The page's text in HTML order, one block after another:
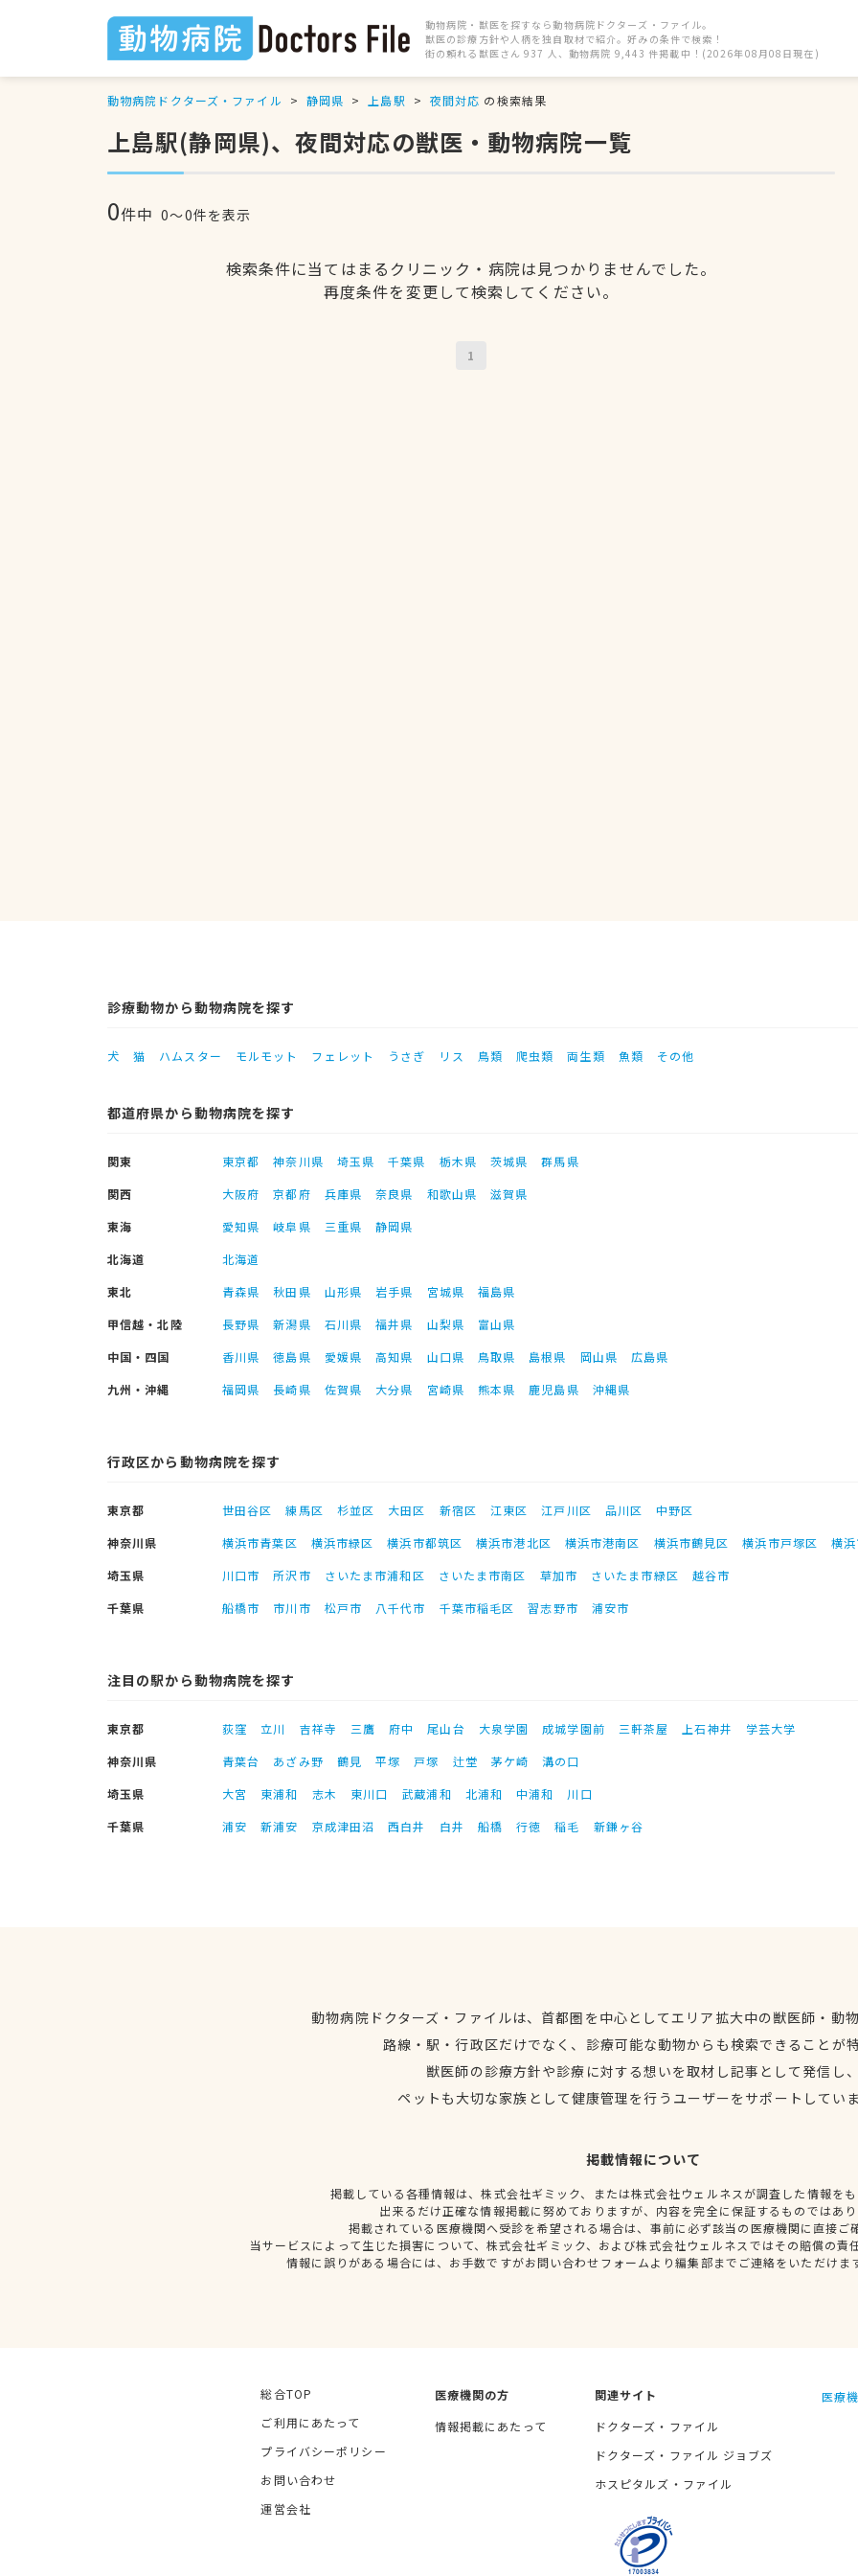
動物病院・獣医を探すなら動物病院ドクターズ・ファイル。
獣医の診療方針や人柄を独自取材で紹介。好みの条件で検索！
街の頼れる獣医さん 937 人、動物病院 9,443 件掲載中！(2026年08月08日現在)
動物病院ドクターズ・ファイル 静岡県 上島駅 夜間対応 の検索結果
上島駅(静岡県)、夜間対応の獣医・動物病院一覧
0件中 0〜0件を表示
検索条件に当てはまるクリニック・病院は見つかりませんでした。
再度条件を変更して検索してください。
1
診療動物から動物病院を探す
犬 猫 ハムスター モルモット フェレット うさぎ リス 鳥類 爬虫類 両生類 魚類 その他
都道府県から動物病院を探す
関東 東京都 神奈川県 埼玉県 千葉県 栃木県 茨城県
群馬県
関西
大阪府 京都府 兵庫県 奈良県 和歌山県
滋賀県
東海
愛知県 岐阜県 三重県
静岡県
北海道
北海道
東北
青森県 秋田県 山形県 岩手県 宮城県
福島県
甲信越・北陸
長野県 新潟県 石川県 福井県 山梨県
富山県
中国・四国
香川県 徳島県 愛媛県 高知県 山口県 鳥取県 島根県 岡山県
広島県
九州・沖縄
福岡県 長崎県 佐賀県 大分県 宮崎県 熊本県 鹿児島県 沖縄県
行政区から動物病院を探す
東京都 世田谷区 練馬区 杉並区 大田区 新宿区 江東区 江戸川区 品川区
中野区
神奈川県
横浜市青葉区 横浜市緑区 横浜市都筑区 横浜市港北区 横浜市港南区 横浜市鶴見区 横浜市戸塚区
横
埼玉県
川口市 所沢市 さいたま市浦和区 さいたま市南区 草加市 さいたま市緑区
越谷市
千葉県
船橋市 市川市 松戸市 八千代市 千葉市稲毛区 習志野市 浦安市
注目の駅から動物病院を探す
東京都 荻窪 立川 吉祥寺 三鷹 府中 尾山台 大泉学園 成城学園前 三軒茶屋 上石神井
学芸大学
神奈川県
青葉台 あざみ野 鶴見 平塚 戸塚 辻堂 茅ケ崎
溝の口
埼玉県
大宮 東浦和 志木 東川口 武蔵浦和 北浦和 中浦和
川口
千葉県
浦安 新浦安 京成津田沼 西白井 白井 船橋 行徳 稲毛 新鎌ヶ谷
動物病院ドクターズ・ファイルは、首都圏を中心としてエリア拡大中の獣医師・動
路線・駅・行政区だけでなく、診療可能な動物からも検索できることが
獣医師の診療方針や診療に対する想いを取材し記事として発信し
ペットも大切な家族として健康管理を行うユーザーをサポートしてい
掲載情報について
掲載している各種情報は、株式会社ギミック、または株式会社ウェルネスが調査した情報を
出来るだけ正確な情報掲載に努めておりますが、内容を完全に保証するものではあ
掲載されている医療機関へ受診を希望される場合は、事前に必ず該当の医療機関に直接ご
当サービスによって生じた損害について、株式会社ギミック、および株式会社ウェルネスではその賠償の責
情報に誤りがある場合には、お手数ですがお問い合わせフォームより編集部までご連絡をいただけま
総合TOP
ご利用にあたって
プライバシーポリシー
お問い合わせ
運営会社
医療機関の方
情報掲載にあたって
関連サイト
ドクターズ・ファイル
ドクターズ・ファイル ジョブズ
ホスピタルズ・ファイル
医療